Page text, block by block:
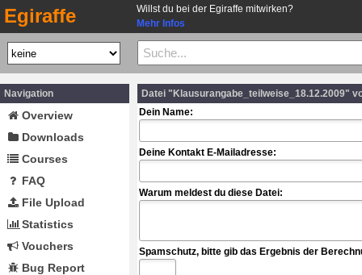
Egiraffe
Willst du bei der Egiraffe mitwirken?
Mehr Infos
Navigation
Overview
Downloads
Courses
FAQ
File Upload
Statistics
Vouchers
Bug Report
Datei "Klausurangabe_teilweise_18.12.2009"
Dein Name:
Deine Kontakt E-Mailadresse:
Warum meldest du diese Datei:
Spamschutz, bitte gib das Ergebnis der